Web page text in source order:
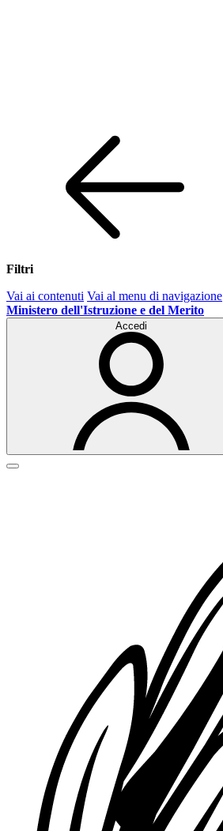
Filtri
Vai ai contenuti Vai al menu di navigazione
Ministero dell'Istruzione e del Merito
Accedi